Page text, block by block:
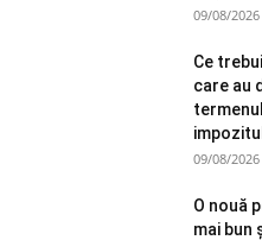
09/08/2026
Ce
care au
09/08/2026
O nouă
mai bun